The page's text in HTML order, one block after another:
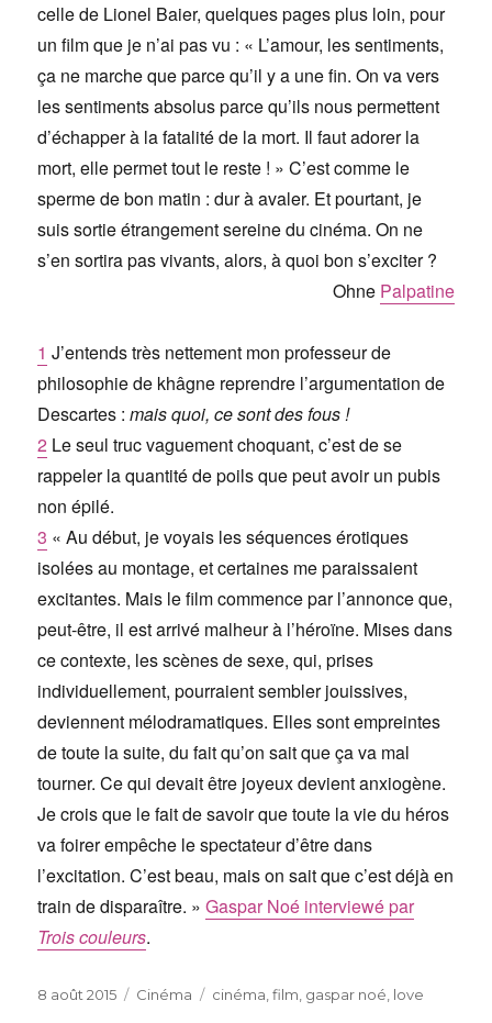
celle de Lionel Baier, quelques pages plus loin, pour
un film que je n’ai pas vu : « L’amour, les sentiments,
ça ne marche que parce qu’il y a une fin. On va vers
les sentiments absolus parce qu’ils nous permettent
d’échapper à la fatalité de la mort. Il faut adorer la
mort, elle permet tout le reste ! » C’est comme le
sperme de bon matin : dur à avaler. Et pourtant, je
suis sortie étrangement sereine du cinéma. On ne
s’en sortira pas vivants, alors, à quoi bon s’exciter ?
Ohne Palpatine
1 J’entends très nettement mon professeur de
philosophie de khâgne reprendre l’argumentation de
Descartes :mais quoi, ce sont des fous !
2 Le seul truc vaguement choquant, c’est de se
rappeler la quantité de poils que peut avoir un pubis
non épilé.
3 « Au début, je voyais les séquences érotiques
isolées au montage, et certaines me paraissaient
excitantes. Mais le film commence par l’annonce que,
peut-être, il est arrivé malheur à l’héroïne. Mises dans
ce contexte, les scènes de sexe, qui, prises
individuellement, pourraient sembler jouissives,
deviennent mélodramatiques. Elles sont empreintes
de toute la suite, du fait qu’on sait que ça va mal
tourner. Ce qui devait être joyeux devient anxiogène.
Je crois que le fait de savoir que toute la vie du héros
va foirer empêche le spectateur d’être dans
l’excitation. C’est beau, mais on sait que c’est déjà en
train de disparaître. »Gaspar Noé interviewé par
Trois couleurs.
Publié
8 août 2015 Catégories
Cinéma Étiquettes
cinéma,film, gaspar noé, love